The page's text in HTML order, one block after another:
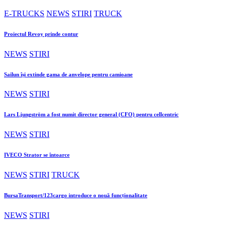
E-TRUCKS NEWS STIRI TRUCK
Proiectul Revoy prinde contur
NEWS STIRI
Sailun își extinde gama de anvelope pentru camioane
NEWS STIRI
Lars Ljungström a fost numit director general (CFO) pentru cellcentric
NEWS STIRI
IVECO Strator se întoarce
NEWS STIRI TRUCK
BursaTransport/123cargo introduce o nouă funcționalitate
NEWS STIRI